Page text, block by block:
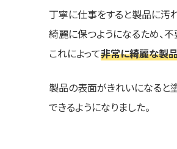
丁寧に仕事をすると製品に汚
綺麗に保つようになるため、
これによって非常に綺麗な製
製品の表面がきれいになると
できるようになりました。